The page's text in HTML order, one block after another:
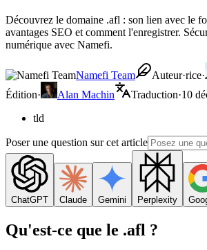
Découvrez le domaine .afl : son lien avec le
avantages SEO et comment l'enregistrer.
numérique avec Namefi.
Namefi Team Auteur·rice·
Édition· Alan Machin Traduction·10
tld
Poser une question sur cet article
ChatGPT Claude Gemini Perplexity
Qu'est-ce que le .afl ?